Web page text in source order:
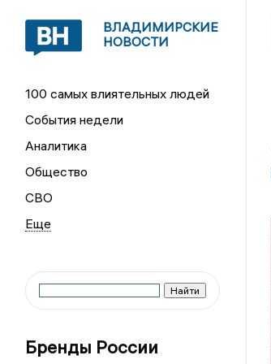
ВЛАДИМИРСКИЕ
НОВОСТИ
100 самых влиятельных людей
События недели
Аналитика
Общество
СВО
Бренды России